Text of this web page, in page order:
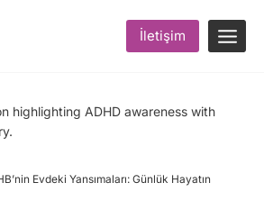
İletişim
Evdeki Yansımaları: Günlük Hayatın